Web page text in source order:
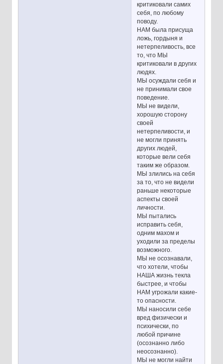
критиковали самих
себя, по любому
поводу.
НАМ была присуща
ложь, гордыня и
нетерпеливость, все
то, что МЫ
критиковали в других
людях.
МЫ осуждали себя и
не принимали свое
поведение.
МЫ не видели,
хорошую сторону
своей
нетерпеливости, и
не могли принять
других людей,
которые вели себя
таким же образом.
МЫ злились на себя
за то, что не видели
раньше некоторые
аспекты своей
личности.
МЫ пытались
исправить себя,
одним махом и
уходили за пределы
возможного.
МЫ не осознавали,
что хотели, чтобы
НАША жизнь текла
быстрее, и чтобы
НАМ угрожали какие-
то опасности.
МЫ наносили себе
вред физически и
психически, по
любой причине
(осознанно либо
неосознанно).
МЫ не могли найти